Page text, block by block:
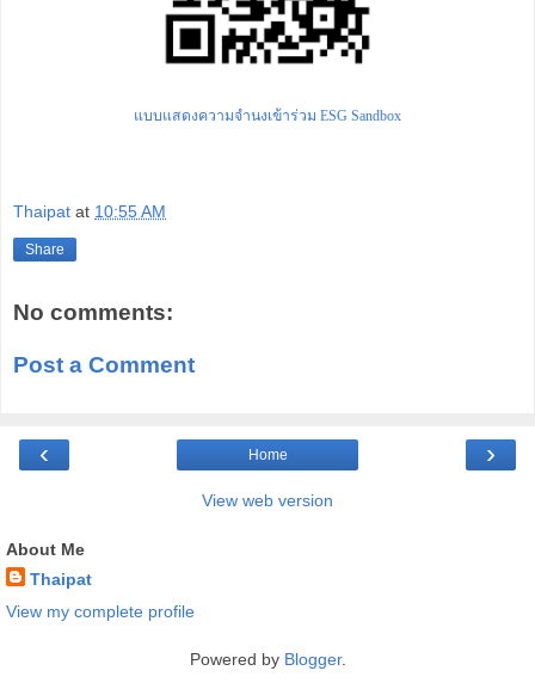
แบบแสดงความจำนงเข้าร่วม ESG Sandbox
Thaipat at 10:55 AM
Share
No comments:
Post a Comment
‹ ›
Home
View web version
About Me
Thaipat
View my complete profile
Powered by Blogger.